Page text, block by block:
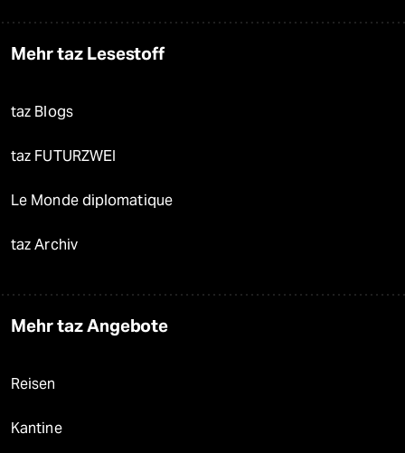
Mehr taz Lesestoff
taz Blogs
taz FUTURZWEI
Le Monde diplomatique
taz Archiv
Mehr taz Angebote
Reisen
Kantine